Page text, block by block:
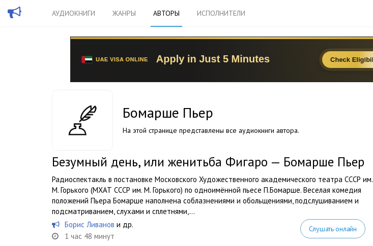
АУДИОКНИГИ ЖАНРЫ АВТОРЫ ИСПОЛНИТЕЛИ
Бомарше Пьер
На этой странице представлены все аудиокниги автора.
Безумный день, или женитьба Фигаро — Бомарше Пьер
Радиоспектакль в постановке Московского Художественного академического театра СССР им.
М. Горького (МХАТ СССР им. М. Горького) по одноимённой пьесе П.Бомарше. Веселая комедия
положений Пьера Бомарше наполнена соблазнениями и обольщениями, подслушиванием и
подсматриванием, слухами и сплетнями,...
Борис Ливанов и др.
1 час 48 минут
Слушать онлайн